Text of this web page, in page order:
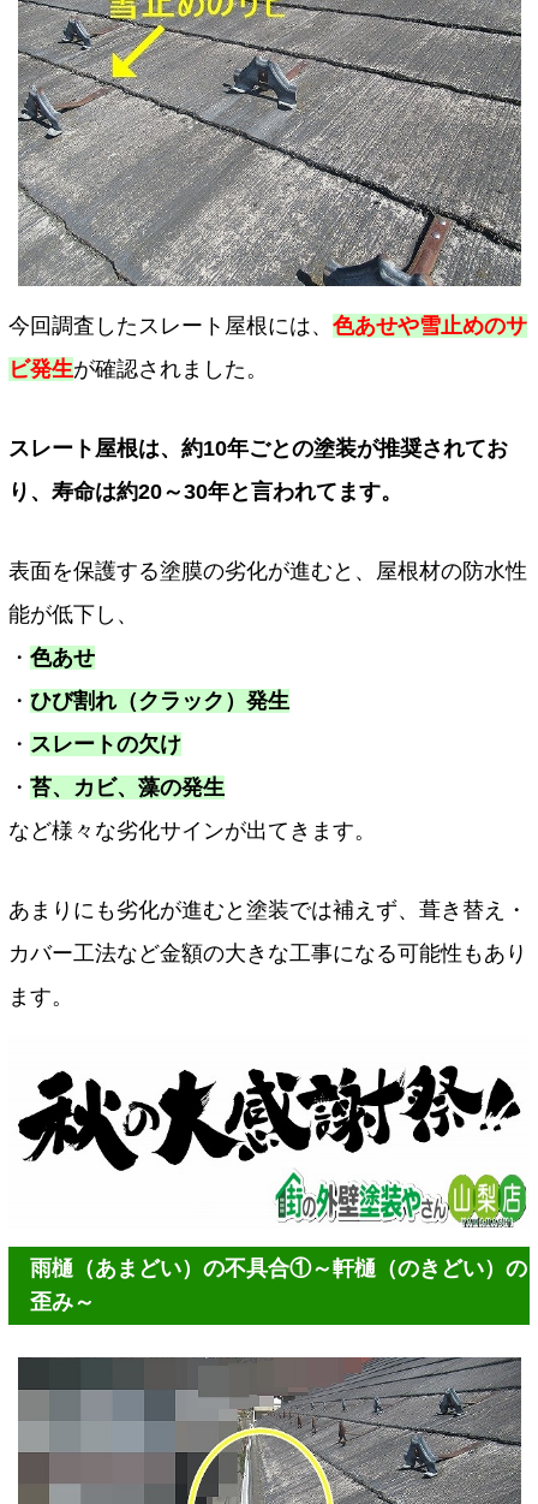
今回調査したスレート屋根には、 色あせや雪止めのサ
ビ発生が確認されました。
スレート屋根は、約10年ごとの塗装が推奨されてお
り、寿命は約20～30年と言われてます。
表面を保護する塗膜の劣化が進むと、屋根材の防水性
能が低下し、
・ 色あせ
・ ひび割れ（クラック）発生
・ スレートの欠け
・ 苔、カビ、藻の発生
など様々な劣化サインが出てきます。
あまりにも劣化が進むと塗装では補えず、葺き替え・
カバー工法など金額の大きな工事になる可能性もあり
ます。
雨樋（あまどい）の不具合①～軒樋（のきどい）の
歪み～